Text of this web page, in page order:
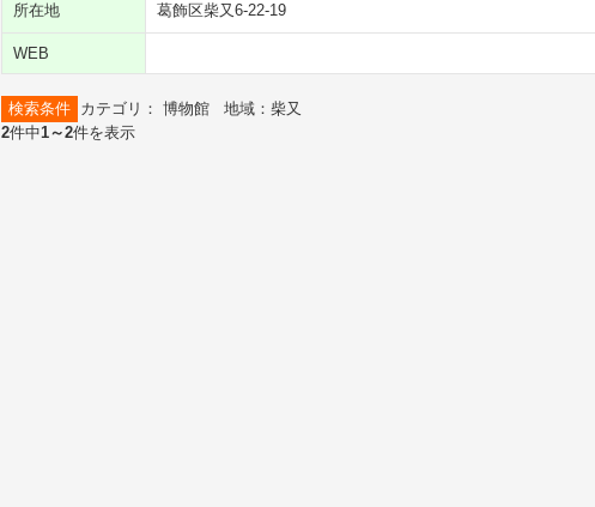
所在地 葛飾区柴又6-22-19
WEB
検索条件 カテゴリ： 博物館 地域：柴又
2件中1～2件を表示